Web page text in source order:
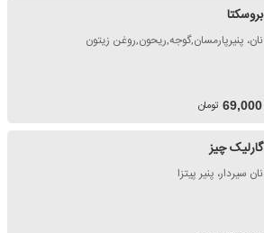
بروسکتا
نان، پنیرپارمسان,گوجه,ریحون,روغن زیتون
69,000 تومان
گارلیک چیز
نان سیردار، پنیر پیتزا